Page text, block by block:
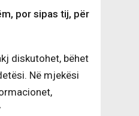
por sipas tij, për
diskutohet, bëhet
Në mjekësi